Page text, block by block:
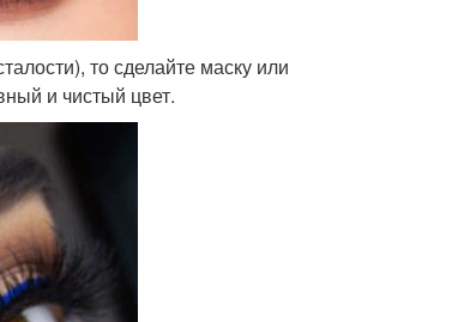
то сделайте маску или
и чистый цвет.